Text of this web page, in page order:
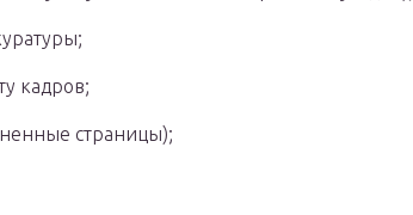
кадров;
страницы);